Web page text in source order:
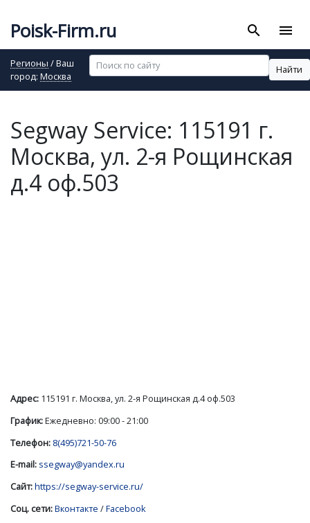
Poisk-Firm.ru search menu
Регионы / Ваш
город: Москва
Найти
Segway Service: 115191 г.
Москва, ул. 2-я Рощинская
д.4 оф.503
Адрес: 115191 г. Москва, ул. 2-я Рощинская д.4 оф.503
График:Ежедневно: 09:00 - 21:00
Телефон: 8(495)721-50-76
E-mail: ssegway@yandex.ru
Сайт:https://segway-service.ru/
Соц. сети:Вконтакте /Facebook